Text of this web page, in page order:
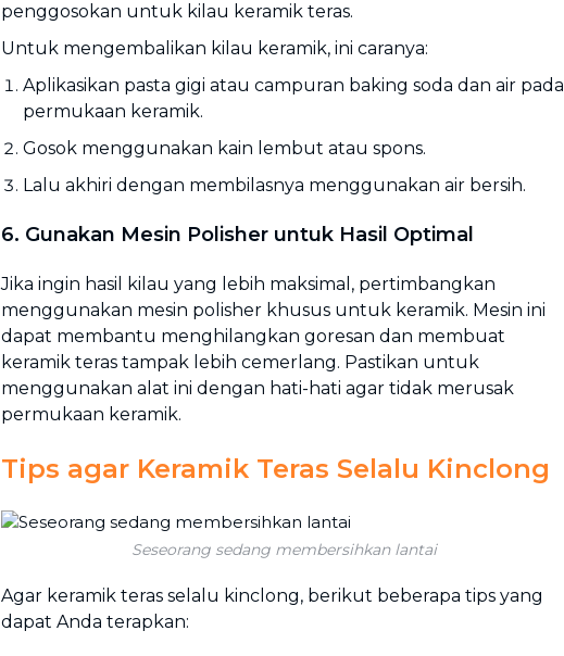
penggosokan untuk kilau keramik teras.
Untuk mengembalikan kilau keramik, ini caranya:
Aplikasikan pasta gigi atau campuran baking soda dan air pada
permukaan keramik.
Gosok menggunakan kain lembut atau spons.
Lalu akhiri dengan membilasnya menggunakan air bersih.
6. Gunakan Mesin Polisher untuk Hasil Optimal
Jika ingin hasil kilau yang lebih maksimal, pertimbangkan
menggunakan mesin polisher khusus untuk keramik. Mesin ini
dapat membantu menghilangkan goresan dan membuat
keramik teras tampak lebih cemerlang. Pastikan untuk
menggunakan alat ini dengan hati-hati agar tidak merusak
permukaan keramik.
Tips agar Keramik Teras Selalu Kinclong
Seseorang sedang membersihkan lantai
Agar keramik teras selalu kinclong, berikut beberapa tips yang
dapat Anda terapkan: